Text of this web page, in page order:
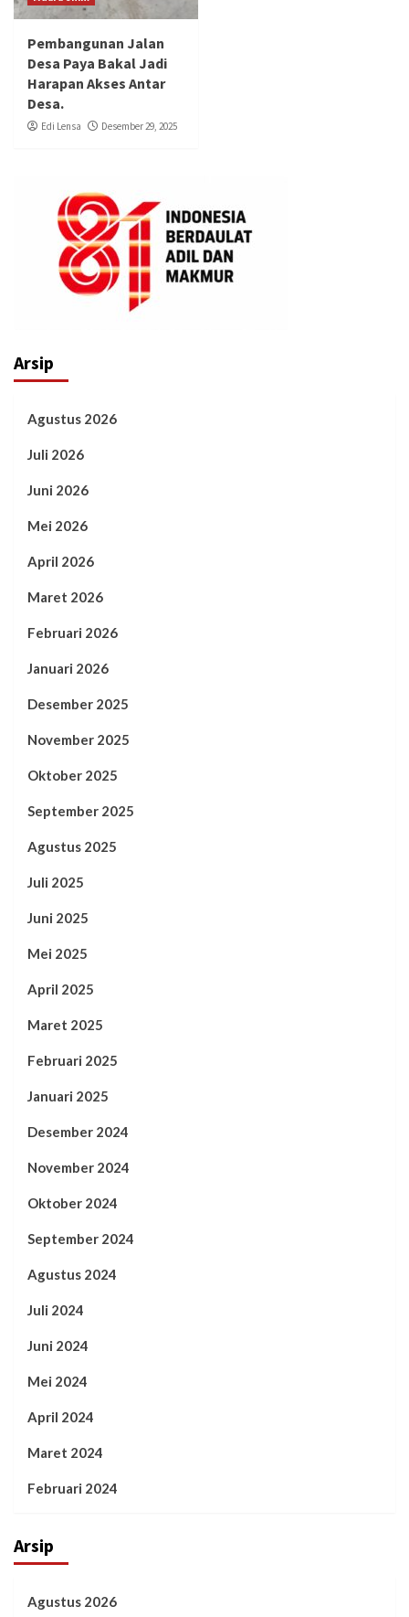
Pembangunan Jalan
Desa Paya Bakal Jadi
Harapan Akses Antar
Desa.
Edi Lensa Desember 29, 2025
Arsip
Agustus 2026
Juli 2026
Juni 2026
Mei 2026
April 2026
Maret 2026
Februari 2026
Januari 2026
Desember 2025
November 2025
Oktober 2025
September 2025
Agustus 2025
Juli 2025
Juni 2025
Mei 2025
April 2025
Maret 2025
Februari 2025
Januari 2025
Desember 2024
November 2024
Oktober 2024
September 2024
Agustus 2024
Juli 2024
Juni 2024
Mei 2024
April 2024
Maret 2024
Februari 2024
Arsip
Agustus 2026